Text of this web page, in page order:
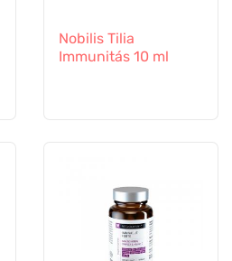
Nobilis Tilia
Immunitás 10 ml